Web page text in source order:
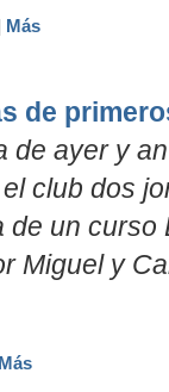
Más
de
de ayer y
club dos
un curso
Miguel y
Más